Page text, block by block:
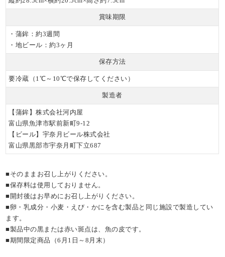
賞味期限
・蒲鉾：約3週間
・地ビール：約3ヶ月
保存方法
要冷蔵（1℃～10℃で保存してください）
製造者
【蒲鉾】株式会社河内屋
富山県魚津市駅前新町9-12
【ビール】宇奈月ビール株式会社
富山県黒部市宇奈月町下立687
■そのままお召し上がりください。
■保存料は使用しておりません。
■開封後はお早めにお召し上がりください。
■卵・乳成分・小麦・えび・かにを含む製品と同じ施設で製造してい
ます。
■製品中の黒または赤い斑点は、魚の皮です。
■期間限定商品（6月1日～8月末）